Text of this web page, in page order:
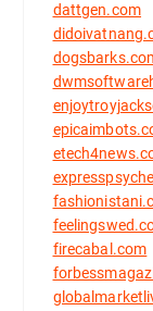
dattgen.com
firecabal.com